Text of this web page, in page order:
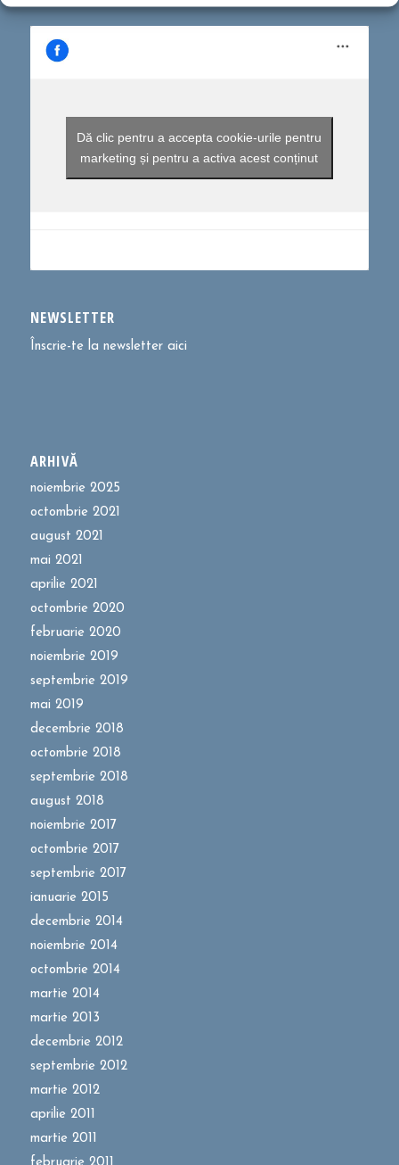
Dă clic pentru a accepta cookie-urile pentru
marketing și pentru a activa acest conținut
NEWSLETTER
Înscrie-te la newsletter aici
ARHIVĂ
noiembrie 2025
octombrie 2021
august 2021
mai 2021
aprilie 2021
octombrie 2020
februarie 2020
noiembrie 2019
septembrie 2019
mai 2019
decembrie 2018
octombrie 2018
septembrie 2018
august 2018
noiembrie 2017
octombrie 2017
septembrie 2017
ianuarie 2015
decembrie 2014
noiembrie 2014
octombrie 2014
martie 2014
martie 2013
decembrie 2012
septembrie 2012
martie 2012
aprilie 2011
martie 2011